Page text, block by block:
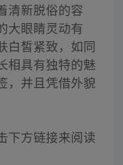
清新脱俗的容
大眼睛灵动有
白皙紧致，如同
相具有独特的魅
，并且凭借外貌
下方链接来阅读